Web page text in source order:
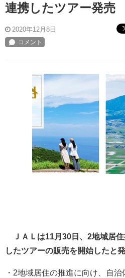
連携したツアー発売
2020年12月8日
ＪＡＬは11月30日、2地域居
したツアーの販売を開始したと発
・2地域居住の推進に向け、自